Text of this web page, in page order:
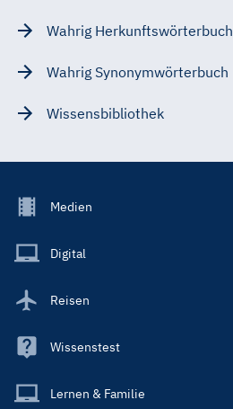
Wahrig Herkunftswörterbuch
Wahrig Synonymwörterbuch
Wissensbibliothek
Footer
Main
Medien
Digital
Reisen
Wissenstest
Lernen & Familie